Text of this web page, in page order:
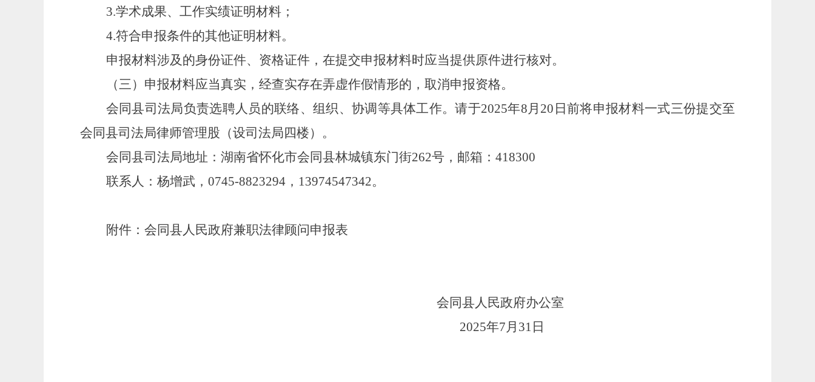
3.学术成果、工作实绩证明材料；
4.符合申报条件的其他证明材料。
申报材料涉及的身份证件、资格证件，在提交申报材料时应当提供原件进行核对。
（三）申报材料应当真实，经查实存在弄虚作假情形的，取消申报资格。
会同县司法局负责选聘人员的联络、组织、协调等具体工作。请于2025年8月20日前将申报材料一式三份提交至
会同县司法局律师管理股（设司法局四楼）。
会同县司法局地址：湖南省怀化市会同县林城镇东门街262号，邮箱：418300
联系人：杨增武， 0745-8823294，13974547342。
附件： 会同县人民政府兼职法律顾问申报表
会同县人民政府办公室
2025年7月31日